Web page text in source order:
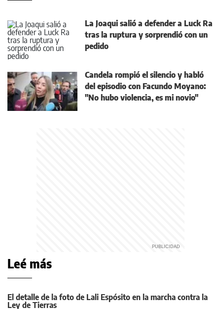
La Joaqui salió a defender a Luck Ra
tras la ruptura y sorprendió con un
pedido
Candela rompió el silencio y habló
del episodio con Facundo Moyano:
"No hubo violencia, es mi novio"
Leé más
El detalle de la foto de Lali Espósito en la marcha contra la
Ley de Tierras